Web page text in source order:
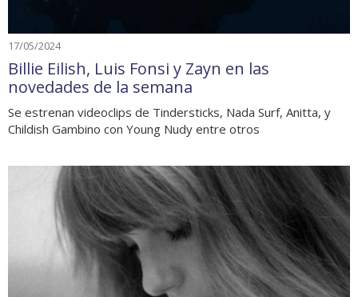
17/05/2024
Billie Eilish, Luis Fonsi y Zayn en las
novedades de la semana
Se estrenan videoclips de Tindersticks, Nada Surf, Anitta, y
Childish Gambino con Young Nudy entre otros